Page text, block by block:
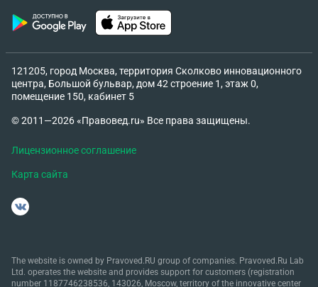
121205, город Москва, территория Сколково инновационного
центра, Большой бульвар, дом 42 строение 1, этаж 0,
помещение 150, кабинет 5
© 2011—2026 «Правовед.ru» Все права защищены.
Лицензионное соглашение
Карта сайта
The website is owned by Pravoved.RU group of companies. Pravoved.Ru Lab
Ltd. operates the website and provides support for customers (registration
number 1187746238536, 143026, Moscow, territory of the innovative center